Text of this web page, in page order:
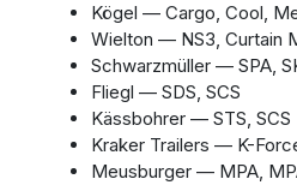
Kögel — Cargo, Cool,
Wielton — NS3, Curtain
Schwarzmüller — SPA,
Fliegl — SDS, SCS
Kässbohrer — STS, SCS
Kraker Trailers — K-
Meusburger — MPA,